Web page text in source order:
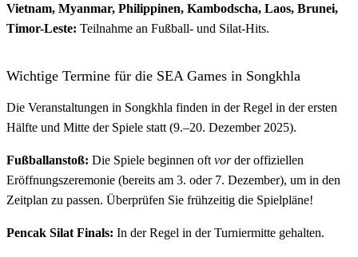
Vietnam, Myanmar, Philippinen, Kambodscha, Laos, Brunei,
Timor-Leste: Teilnahme an Fußball- und Silat-Hits.
Wichtige Termine für die SEA Games in Songkhla
Die Veranstaltungen in Songkhla finden in der Regel in der ersten
Hälfte und Mitte der Spiele statt (9.–20. Dezember 2025).
Fußballanstoß: Die Spiele beginnen oft vorder offiziellen
Eröffnungszeremonie (bereits am 3. oder 7. Dezember), um in den
Zeitplan zu passen. Überprüfen Sie frühzeitig die Spielpläne!
Pencak Silat Finals: In der Regel in der Turniermitte gehalten.